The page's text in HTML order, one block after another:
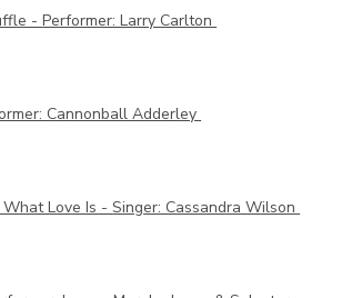
-Performer: Larry Carlton
Cannonball Adderley
What Love Is -Singer: Cassandra Wilson